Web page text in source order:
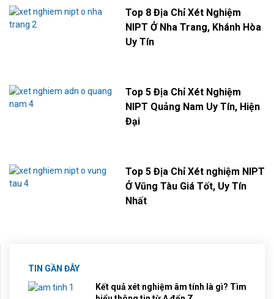
Top 8 Địa Chỉ Xét Nghiệm
NIPT Ở Nha Trang, Khánh Hòa
Uy Tín
Top 5 Địa Chỉ Xét Nghiệm
NIPT Quảng Nam Uy Tín, Hiện
Đại
Top 5 Địa Chỉ Xét nghiệm NIPT
Ở Vũng Tàu Giá Tốt, Uy Tín
Nhất
TIN GẦN ĐÂY
Kết quả xét nghiệm âm tính là gì? Tìm